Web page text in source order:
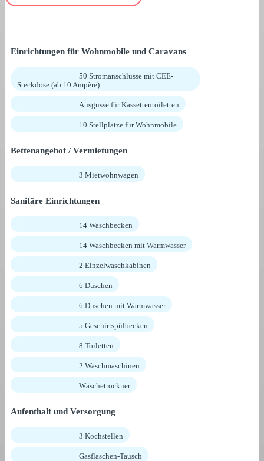
Einrichtungen für Wohnmobile und Caravans
50 Stromanschlüsse mit CEE-
Steckdose (ab 10 Ampère)
Ausgüsse für Kassettentoiletten
10 Stellplätze für Wohnmobile
Bettenangebot / Vermietungen
3 Mietwohnwagen
Sanitäre Einrichtungen
14 Waschbecken
14 Waschbecken mit Warmwasser
2 Einzelwaschkabinen
6 Duschen
6 Duschen mit Warmwasser
5 Geschirrspülbecken
8 Toiletten
2 Waschmaschinen
Wäschetrockner
Aufenthalt und Versorgung
3 Kochstellen
Gasflaschen-Tausch